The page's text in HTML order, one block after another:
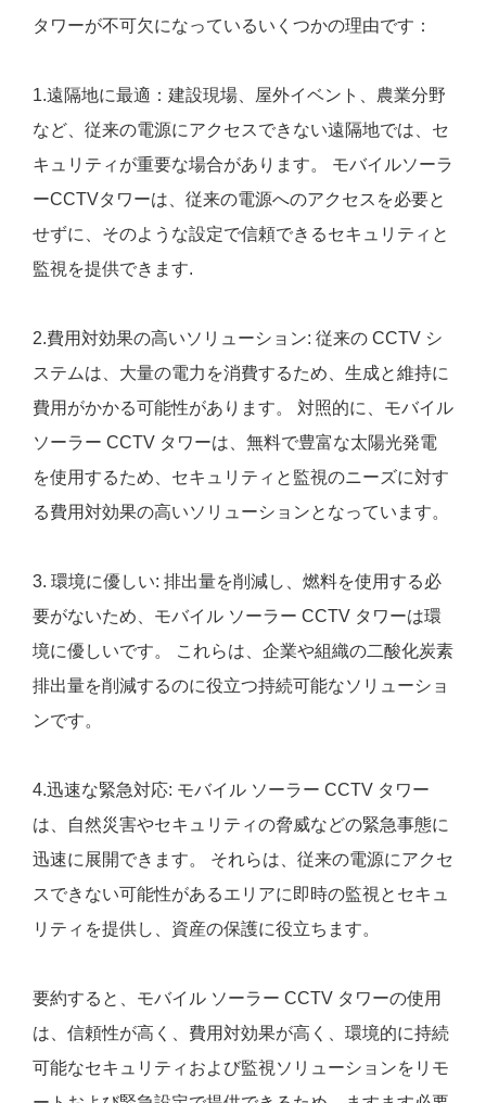
タワーが不可欠になっているいくつかの理由です：
1.遠隔地に最適：建設現場、屋外イベント、農業分野
など、従来の電源にアクセスできない遠隔地では、セ
キュリティが重要な場合があります。 モバイルソーラ
ーCCTVタワーは、従来の電源へのアクセスを必要と
せずに、そのような設定で信頼できるセキュリティと
監視を提供できます.
2.費用対効果の高いソリューション: 従来の CCTV シ
ステムは、大量の電力を消費するため、生成と維持に
費用がかかる可能性があります。 対照的に、モバイル
ソーラー CCTV タワーは、無料で豊富な太陽光発電
を使用するため、セキュリティと監視のニーズに対す
る費用対効果の高いソリューションとなっています。
3. 環境に優しい: 排出量を削減し、燃料を使用する必
要がないため、モバイル ソーラー CCTV タワーは環
境に優しいです。 これらは、企業や組織の二酸化炭素
排出量を削減するのに役立つ持続可能なソリューショ
ンです。
4.迅速な緊急対応: モバイル ソーラー CCTV タワー
は、自然災害やセキュリティの脅威などの緊急事態に
迅速に展開できます。 それらは、従来の電源にアクセ
スできない可能性があるエリアに即時の監視とセキュ
リティを提供し、資産の保護に役立ちます。
要約すると、モバイル ソーラー CCTV タワーの使用
は、信頼性が高く、費用対効果が高く、環境的に持続
可能なセキュリティおよび監視ソリューションをリモ